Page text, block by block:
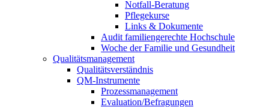
Notfall-Beratung
Pflegekurse
Links & Dokumente
Audit familiengerechte Hochschule
Woche der Familie und Gesundheit
Qualitätsmanagement
Qualitätsverständnis
QM-Instrumente
Prozessmanagement
Evaluation/Befragungen